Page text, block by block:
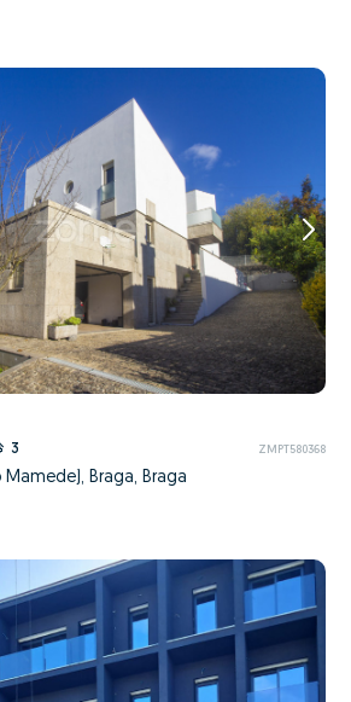
3 ZMPT580368
Mamede), Braga, Braga